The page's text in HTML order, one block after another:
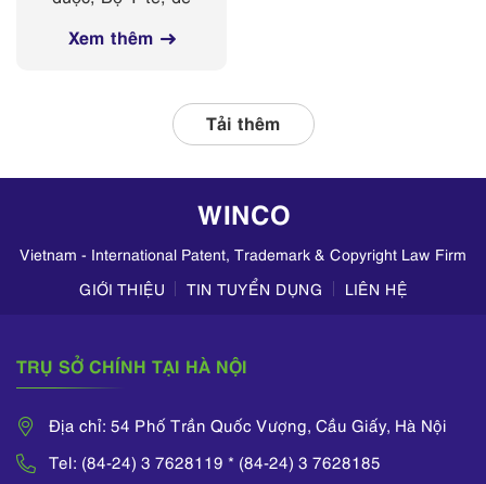
các nền tảng
mạng xã hội
tỉnh, thành phố
liên quan, tập
trung kiểm tra
Xem thêm
Tải thêm
WINCO
Vietnam - International Patent, Trademark & Copyright Law Firm
GIỚI THIỆU
TIN TUYỂN DỤNG LIÊN HỆ
TRỤ SỞ CHÍNH TẠI HÀ NỘI
Địa chỉ: 54 Phố Trần Quốc Vượng, Cầu Giấy, Hà Nội
Tel: (84-24) 3 7628119 * (84-24) 3 7628185